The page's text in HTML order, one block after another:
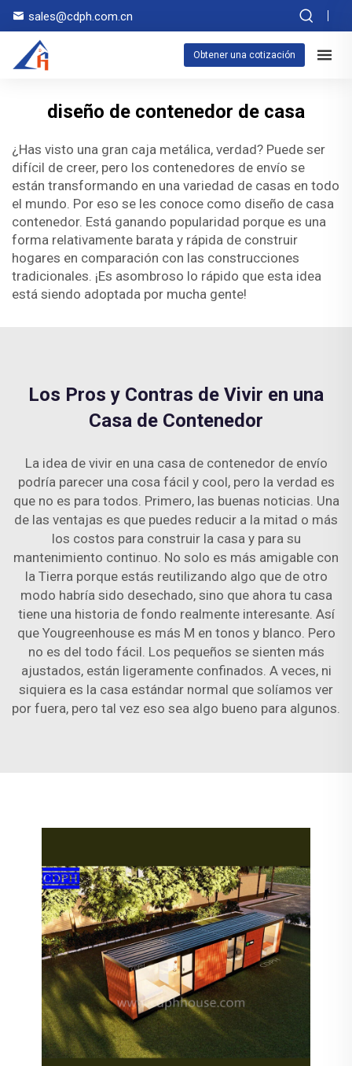
sales@cdph.com.cn
Obtener una cotización
diseño de contenedor de casa
¿Has visto una gran caja metálica, verdad? Puede ser
difícil de creer, pero los contenedores de envío se
están transformando en una variedad de casas en todo
el mundo. Por eso se les conoce como diseño de casa
contenedor. Está ganando popularidad porque es una
forma relativamente barata y rápida de construir
hogares en comparación con las construcciones
tradicionales. ¡Es asombroso lo rápido que esta idea
está siendo adoptada por mucha gente!
Los Pros y Contras de Vivir en una
Casa de Contenedor
La idea de vivir en una casa de contenedor de envío
podría parecer una cosa fácil y cool, pero la verdad es
que no es para todos. Primero, las buenas noticias. Una
de las ventajas es que puedes reducir a la mitad o más
los costos para construir la casa y para su
mantenimiento continuo. No solo es más amigable con
la Tierra porque estás reutilizando algo que de otro
modo habría sido desechado, sino que ahora tu casa
tiene una historia de fondo realmente interesante. Así
que Yougreenhouse es más M en tonos y blanco. Pero
no es del todo fácil. Los pequeños se sienten más
ajustados, están ligeramente confinados. A veces, ni
siquiera es la casa estándar normal que solíamos ver
por fuera, pero tal vez eso sea algo bueno para algunos.